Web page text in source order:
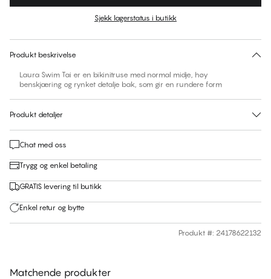
Ingen forslag til størrelse på dette produktet
Sjekk lagerstatus i butikk
Produkt beskrivelse
Laura Swim Tai er en bikinitruse med normal midje, høy
benskjæring og rynket detalje bak, som gir en rundere form
Produkt detaljer
Chat med oss
Trygg og enkel betaling
GRATIS levering til butikk
Enkel retur og bytte
Produkt #: 24178622132
Matchende produkter